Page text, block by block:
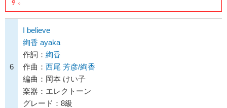
6
I believe
絢香 ayaka
作詞： 絢香
作曲： 西尾 芳彦/絢香
編曲：岡本 けい子
楽器：エレクトーン
グレード：8級